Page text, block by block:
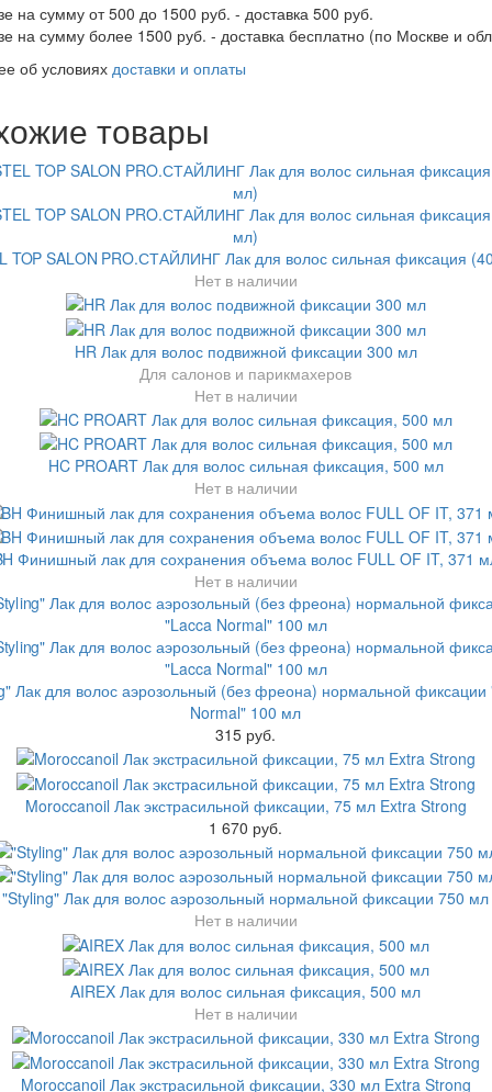
на сумму от 500 до 1500 руб. - доставка 500 руб.
на сумму более 1500 руб. - доставка бесплатно (по Москве и
об условиях доставки и оплаты
товары
TOP SALON PRO.СТАЙЛИНГ Лак для волос сильная фиксация
Нет в наличии
HR Лак для волос подвижной фиксации 300 мл
Для салонов и парикмахеров
Нет в наличии
HC PROART Лак для волос сильная фиксация, 500 мл
Нет в наличии
Финишный лак для сохранения объема волос FULL OF IT, 371
Нет в наличии
Лак для волос аэрозольный (без фреона) нормальной фиксации
Normal" 100 мл
315 руб.
Moroccanoil Лак экстрасильной фиксации, 75 мл Extra Strong
1 670 руб.
"Styling" Лак для волос аэрозольный нормальной фиксации 750 мл
Нет в наличии
AIREX Лак для волос сильная фиксация, 500 мл
Нет в наличии
Moroccanoil Лак экстрасильной фиксации, 330 мл Extra Strong